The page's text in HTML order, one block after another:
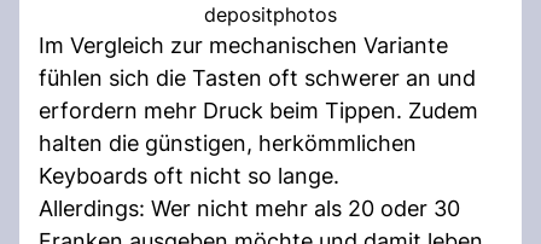
depositphotos
Im Vergleich zur mechanischen Variante
fühlen sich die Tasten oft schwerer an und
erfordern mehr Druck beim Tippen. Zudem
halten die günstigen, herkömmlichen
Keyboards oft nicht so lange.
Allerdings: Wer nicht mehr als 20 oder 30